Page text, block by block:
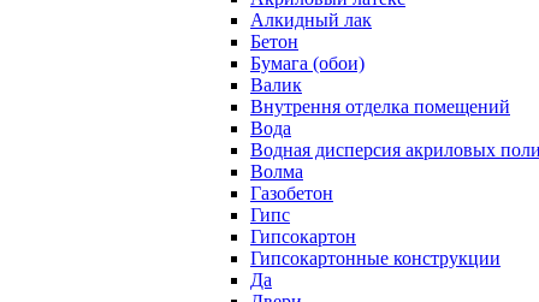
Алкидный лак
Бетон
Бумага (обои)
Валик
Внутрення отделка помещений
Вода
Водная дисперсия акриловых
Волма
Газобетон
Гипс
Гипсокартон
Гипсокартонные конструкции
Да